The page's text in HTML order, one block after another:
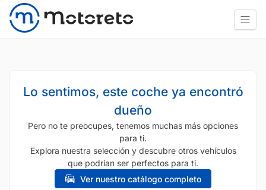
Lo sentimos, este coche ya encontró
dueño
Pero no te preocupes, tenemos muchas más opciones
para ti.
Explora nuestra selección y descubre otros vehículos
que podrían ser perfectos para ti.
Ver nuestro catálogo completo